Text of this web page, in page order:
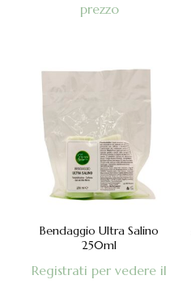
prezzo
Bendaggio Ultra Salino
250ml
Registrati per vedere il